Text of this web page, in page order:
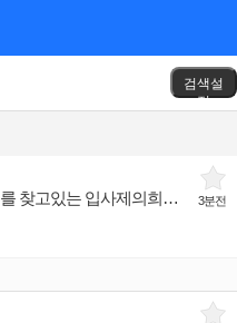
검색설
정
3분전
서울 전체 에서 뷰티/화장품류 일자리를 찾고있는 입사제의희망 인재입니다.